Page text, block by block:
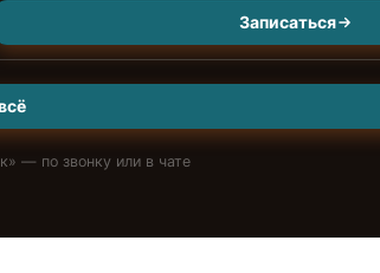
Записаться
» — по звонку или в чате